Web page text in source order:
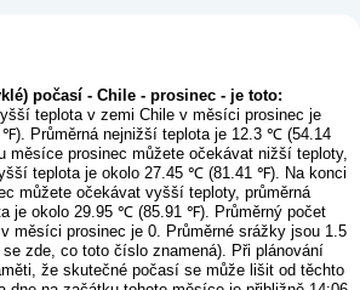
počasí - Chile - prosinec - je toto:
teplota v zemi Chile v měsíci prosinec je
Průměrná nejnižší teplota je 12.3 ℃ (54.14
měsíce prosinec můžete očekávat nižší teploty,
teplota je okolo 27.45 ℃ (81.41 ℉). Na konci
můžete očekávat vyšší teploty, průměrná
je okolo 29.95 ℃ (85.91 ℉). Průměrný počet
měsíci prosinec je 0. Průměrné srážky jsou 1.5
se zde, co toto číslo znamená). Při plánování
že skutečné počasí se může lišit od těchto